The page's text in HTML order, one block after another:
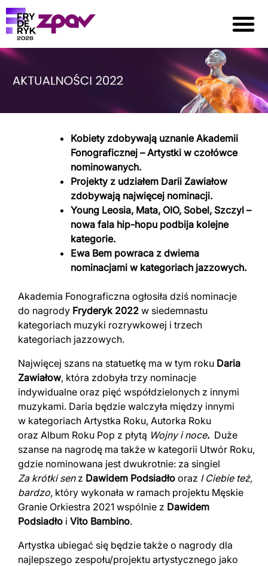
Kobiety zdobywają uznanie Akademii
Fonograficznej – Artystki w czołówce
nominowanych.
Projekty z udziałem Darii Zawiałow
zdobywają najwięcej nominacji.
Young Leosia, Mata, OIO, Sobel, Szczyl –
nowa fala hip-hopu podbija kolejne
kategorie.
Ewa Bem powraca z dwiema
nominacjami w kategoriach jazzowych.
Akademia Fonograficzna ogłosiła dziś nominacje
do nagrody Fryderyk 2022 w siedemnastu
kategoriach muzyki rozrywkowej i trzech
kategoriach jazzowych.
Najwięcej szans na statuetkę ma w tym roku Daria
Zawiałow, która zdobyła trzy nominacje
indywidualne oraz pięć współdzielonych z innymi
muzykami. Daria będzie walczyła między innymi
w kategoriach Artystka Roku, Autorka Roku
oraz Album Roku Pop z płytą Wojny i noce. Duże
szanse na nagrodę ma także w kategorii Utwór Roku,
gdzie nominowana jest dwukrotnie: za singiel
Za krótki senz Dawidem Podsiadło oraz I Ciebie też,
bardzo, który wykonała w ramach projektu Męskie
Granie Orkiestra 2021 wspólnie z Dawidem
Podsiadło i Vito Bambino.
Artystka ubiegać się będzie także o nagrody dla
najlepszego zespołu/projektu artystycznego jako